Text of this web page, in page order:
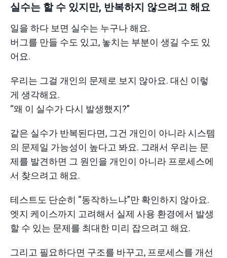
실수는 할 수 있지만, 반복하지 않으려고 해요
일을 하다 보면 실수는 누구나 해요.
버그를 만들 수도 있고, 놓치는 부분이 생길 수도 있
어요.
우리는 그걸 개인의 문제로 보지 않아요. 대신 이렇
게 생각해요.
“왜 이 실수가 다시 발생했지?”
같은 실수가 반복된다면, 그건 개인이 아니라 시스템
의 문제일 가능성이 높다고 봐요. 그래서 우리는 문
제를 발견하면 그 원인을 개인이 아니라 프로세스에
서 찾으려고 해요.
테스트도 단순히 “동작하느냐”만 확인하지 않아요.
엣지 케이스까지 고려해서 실제 사용 환경에서 발생
할 수 있는 문제를 최대한 미리 잡으려고 해요.
그리고 필요하다면 구조를 바꾸고, 프로세스를 개선